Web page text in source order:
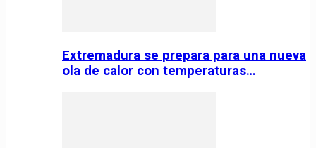
Extremadura se prepara para una nueva
ola de calor con temperaturas…